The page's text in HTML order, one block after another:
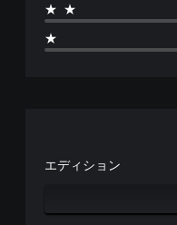
★★
★
エディション